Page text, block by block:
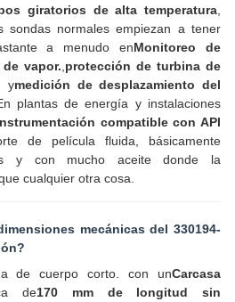
giratorios de alta temperatura
sondas normales empiezan a tener
a menudo enMonitoreo de
vapor. protección de turbina de
, ymedición de desplazamiento del
plantas de energía y instalaciones
compatible con API
de película fluida, básicamente
y con mucho aceite donde la
cualquier otra cosa.
mecánicas del 330194-
de cuerpo corto. con unCarcasa
de170 mm de longitud sin